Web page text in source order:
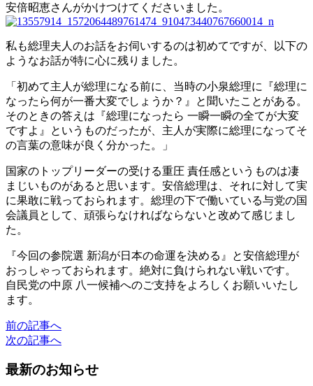
安倍昭恵さんがかけつけてくださいました。
私も総理夫人のお話をお伺いするのは初めてですが、以下の
ようなお話が特に心に残りました。
「初めて主人が総理になる前に、当時の小泉総理に『総理に
なったら何が一番大変でしょうか？』と聞いたことがある。
そのときの答えは『総理になったら 一瞬一瞬の全てが大変
ですよ』というものだったが、主人が実際に総理になってそ
の言葉の意味が良く分かった。」
国家のトップリーダーの受ける重圧 責任感というものは凄
まじいものがあると思います。安倍総理は、それに対して実
に果敢に戦っておられます。総理の下で働いている与党の国
会議員として、頑張らなければならないと改めて感じまし
た。
『今回の参院選 新潟が日本の命運を決める』と安倍総理が
おっしゃっておられます。絶対に負けられない戦いです。
自民党の中原 八一候補へのご支持をよろしくお願いいたし
ます。
前の記事へ
次の記事へ
最新のお知らせ